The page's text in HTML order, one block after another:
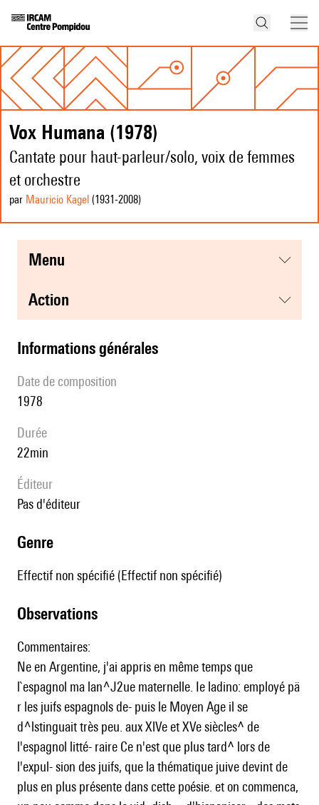
Vox Humana (1978)
Cantate pour haut-parleur/solo, voix de femmes
et orchestre
par Mauricio Kagel (1931-2008)
menu
action
informations générales
date de composition
1978
durée
22min
éditeur
pas d'éditeur
genre
Effectif non spécifié (Effectif non spécifié)
observations
Commentaires:
Ne en Argentine, j'ai appris en même temps que
l`espagnol ma lan^J2ue maternelle. Ie ladino: employé pä
r les juifs espagnols de- puis le Moyen Age il se
d^lstinguait très peu. aux XlVe et XVe siècles~ de
l'espagnol litté- raire Ce n'est que plus tard~ lors de
l'expul- sion des juifs, que la thématique juive devint de
plus en plus présente dans cette poésie. et on commenca,